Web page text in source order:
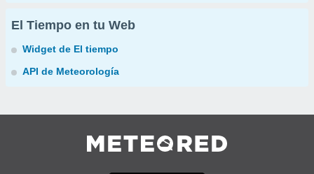
El Tiempo en tu Web
Widget de El tiempo
API de Meteorología